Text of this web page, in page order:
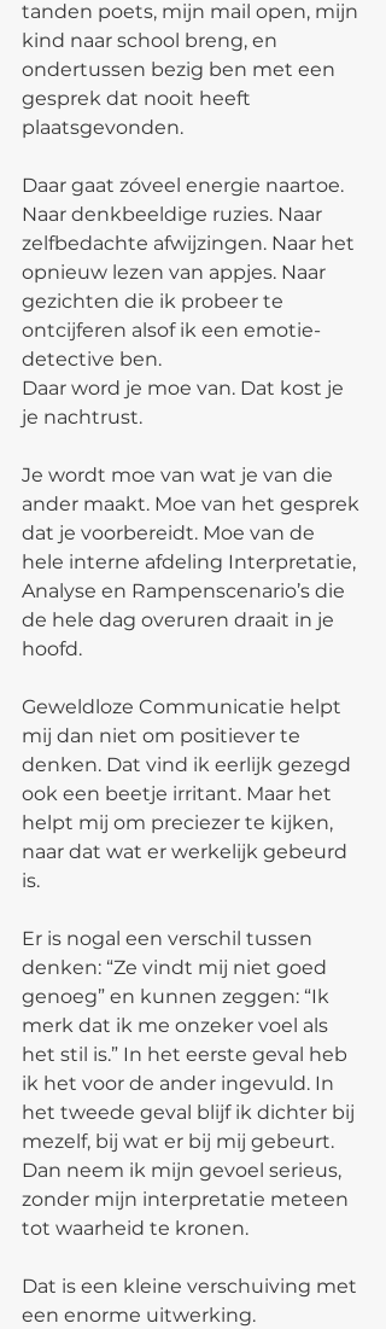
tanden poets, mijn mail open, mijn
kind naar school breng, en
ondertussen bezig ben met een
gesprek dat nooit heeft
plaatsgevonden.
Daar gaat zóveel energie naartoe.
Naar denkbeeldige ruzies. Naar
zelfbedachte afwijzingen. Naar het
opnieuw lezen van appjes. Naar
gezichten die ik probeer te
ontcijferen alsof ik een emotie-
detective ben.
Daar word je moe van. Dat kost je
je nachtrust.
Je wordt moe van wat je van die
ander maakt. Moe van het gesprek
dat je voorbereidt. Moe van de
hele interne afdeling Interpretatie,
Analyse en Rampenscenario’s die
de hele dag overuren draait in je
hoofd.
Geweldloze Communicatie helpt
mij dan niet om positiever te
denken. Dat vind ik eerlijk gezegd
ook een beetje irritant. Maar het
helpt mij om preciezer te kijken,
naar dat wat er werkelijk gebeurd
is.
Er is nogal een verschil tussen
denken: “Ze vindt mij niet goed
genoeg” en kunnen zeggen: “Ik
merk dat ik me onzeker voel als
het stil is.” In het eerste geval heb
ik het voor de ander ingevuld. In
het tweede geval blijf ik dichter bij
mezelf, bij wat er bij mij gebeurt.
Dan neem ik mijn gevoel serieus,
zonder mijn interpretatie meteen
tot waarheid te kronen.
Dat is een kleine verschuiving met
een enorme uitwerking.